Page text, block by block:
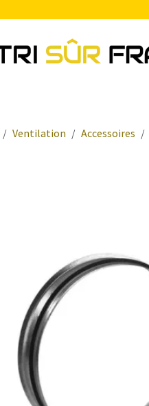
Ventilation Accessoires